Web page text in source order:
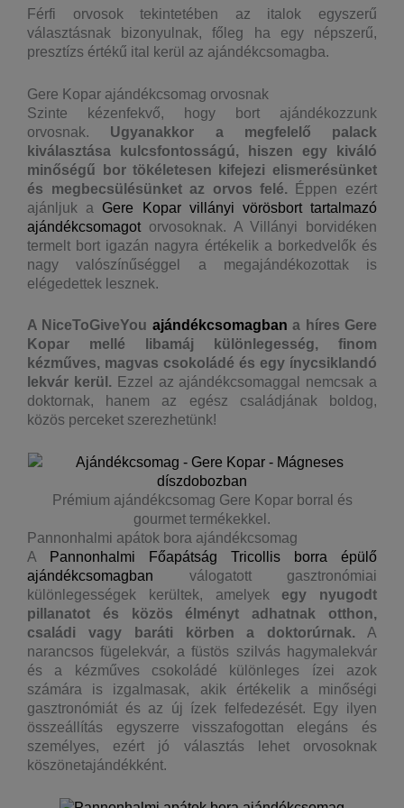
Férfi orvosok tekintetében az italok egyszerű
választásnak bizonyulnak, főleg ha egy népszerű,
presztízs értékű ital kerül az ajándékcsomagba.
Gere Kopar ajándékcsomag orvosnak
Szinte kézenfekvő, hogy bort ajándékozzunk
orvosnak. Ugyanakkor a megfelelő palack
kiválasztása kulcsfontosságú, hiszen egy kiváló
minőségű bor tökéletesen kifejezi elismerésünket
és megbecsülésünket az orvos felé. Éppen ezért
ajánljuk a Gere Kopar villányi vörösbort tartalmazó
ajándékcsomagotorvosoknak. A Villányi borvidéken
termelt bort igazán nagyra értékelik a borkedvelők és
nagy valószínűséggel a megajándékozottak is
elégedettek lesznek.
A NiceToGiveYou ajándékcsomagban a híres Gere
Kopar mellé libamáj különlegesség, finom
kézműves, magvas csokoládé és egy ínycsiklandó
lekvár kerül. Ezzel az ajándékcsomaggal nemcsak a
doktornak, hanem az egész családjának boldog,
közös perceket szerezhetünk!
Prémium ajándékcsomag Gere Kopar borral és
gourmet termékekkel.
Pannonhalmi apátok bora ajándékcsomag
A
Pannonhalmi Főapátság Tricollis borra épülő
ajándékcsomagban válogatott gasztronómiai
különlegességek kerültek, amelyek egy nyugodt
pillanatot és közös élményt adhatnak otthon,
családi vagy baráti körben a doktorúrnak. A
narancsos fügelekvár, a füstös szilvás hagymalekvár
és a kézműves csokoládé különleges ízei azok
számára is izgalmasak, akik értékelik a minőségi
gasztronómiát és az új ízek felfedezését. Egy ilyen
összeállítás egyszerre visszafogottan elegáns és
személyes, ezért jó választás lehet orvosoknak
köszönetajándékként.